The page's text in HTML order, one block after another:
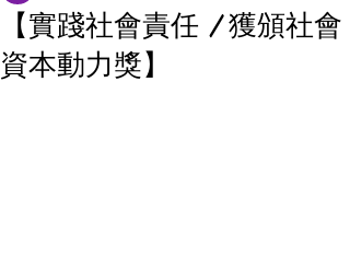
【實踐社會責任 | 獲頒社會
資本動力獎】